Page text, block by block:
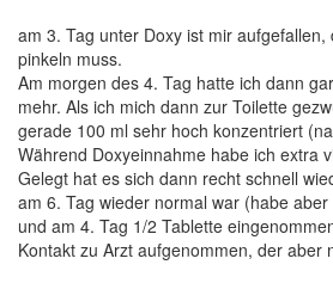
am 3. Tag unter Doxy ist mir
pinkeln muss.
Am morgen des 4. Tag hatte ich dann
mehr. Als ich mich dann zur Toilette
gerade 100 ml sehr hoch konzentriert
Während Doxyeinnahme habe ich extra
Gelegt hat es sich dann recht schnell
am 6. Tag wieder normal war (habe
und am 4. Tag 1/2 Tablette
Kontakt zu Arzt aufgenommen, der aber